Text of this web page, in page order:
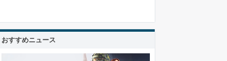
おすすめニュース